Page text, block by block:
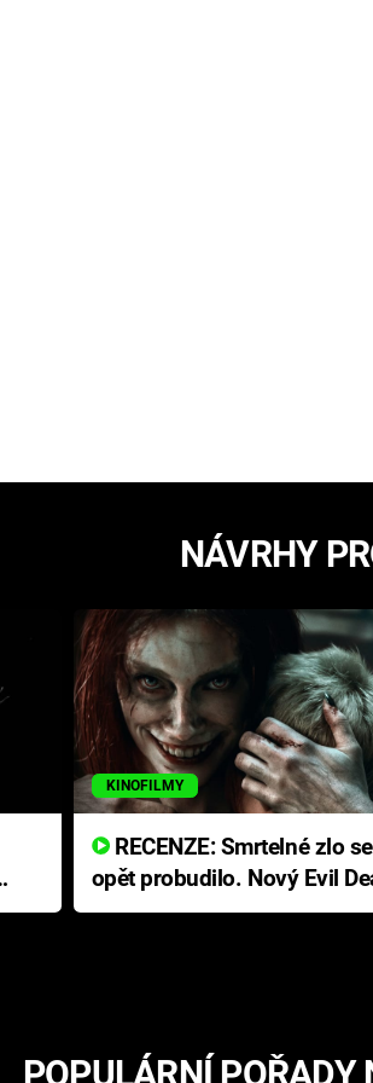
NÁVRHY
KINOFILMY
RECENZE: Smrtelné zlo se
opět probudilo. Nový Evil
přichází s neodolatelnou
POPULÁRNÍ POŘADY